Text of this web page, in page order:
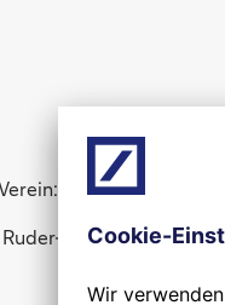
Club 1883 e. V.